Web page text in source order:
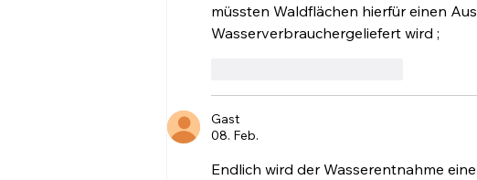
müssten Waldflächen hierfür einen
Wasserverbrauchergeliefert wird ;
Gast
08. Feb.
Endlich wird der Wasserentnahme